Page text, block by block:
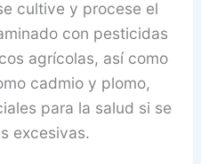
cultive y procese el
con pesticidas
agrícolas, así como
cadmio y plomo,
para la salud si se
excesivas.